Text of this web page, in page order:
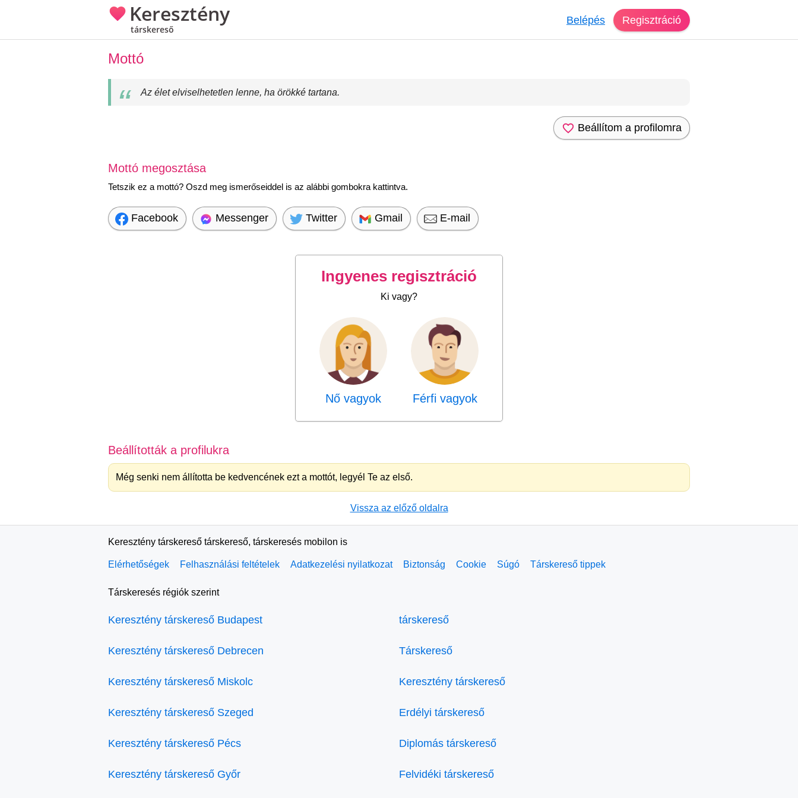
Keresztény
társkereső
Belépés Regisztráció
Mottó
Az élet elviselhetetlen lenne, ha örökké tartana.
Beállítom a profilomra
Mottó megosztása
Tetszik ez a mottó? Oszd meg ismerőseiddel is az alábbi gombokra kattintva.
Facebook Messenger Twitter Gmail E-mail
Ingyenes regisztráció
Ki vagy?
Nő vagyok Férfi vagyok
Beállították a profilukra
Még senki nem állította be kedvencének ezt a mottót, legyél Te az első.
Vissza az előző oldalra
Keresztény társkereső társkereső, társkeresés mobilon is
Elérhetőségek Felhasználási feltételek Adatkezelési nyilatkozat Biztonság Cookie Súgó Társkereső tippek
Társkeresés régiók szerint
Keresztény társkereső Budapest
Keresztény társkereső Debrecen
Keresztény társkereső Miskolc
Keresztény társkereső Szeged
Keresztény társkereső Pécs
Keresztény társkereső Győr
társkereső
Társkereső
Keresztény társkereső
Erdélyi társkereső
Diplomás társkereső
Felvidéki társkereső